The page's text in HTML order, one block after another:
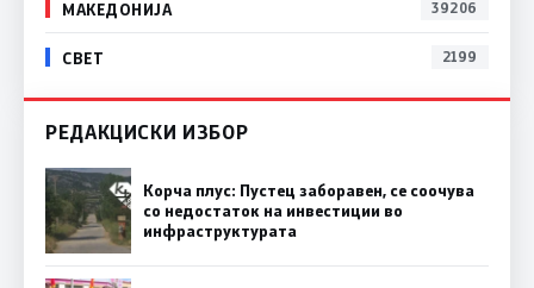
МАКЕДОНИЈА 39206
СВЕТ 2199
РЕДАКЦИСКИ ИЗБОР
Корча плус: Пустец заборавен, се соочува
со недостаток на инвестиции во
инфраструктурата